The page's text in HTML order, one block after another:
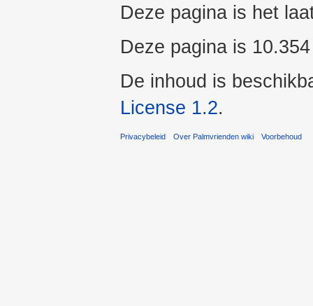
Deze pagina is het
Deze pagina is
De inhoud is
License 1.2.
Privacybeleid Over Palmvrienden wiki Voorbehoud